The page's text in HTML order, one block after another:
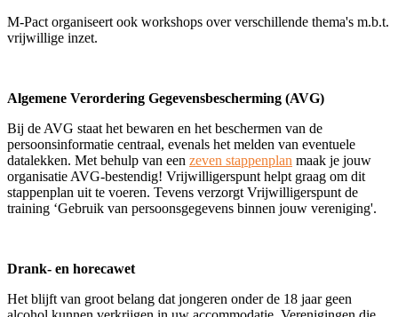
M-Pact organiseert ook workshops over verschillende thema's m.b.t.
vrijwillige inzet.
Algemene Verordering Gegevensbescherming (AVG)
Bij de AVG staat het bewaren en het beschermen van de
persoonsinformatie centraal, evenals het melden van eventuele
datalekken. Met behulp van een zeven stappenplan maak je jouw
organisatie AVG-bestendig! Vrijwilligerspunt helpt graag om dit
stappenplan uit te voeren. Tevens verzorgt Vrijwilligerspunt de
training ‘Gebruik van persoonsgegevens binnen jouw vereniging'.
Drank- en horecawet
Het blijft van groot belang dat jongeren onder de 18 jaar geen